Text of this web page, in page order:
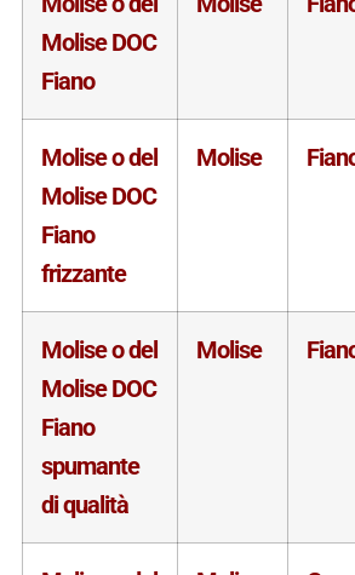
Molise DOC
Fiano
Molise o del
Molise DOC
Fiano
frizzante
Molise
Molise o del
Molise DOC
Fiano
spumante
di qualità
Molise